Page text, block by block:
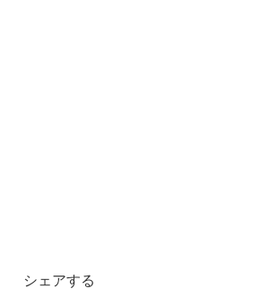
シェアする